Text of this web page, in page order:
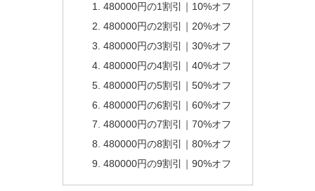
480000円の1割引｜10%オフ
480000円の2割引｜20%オフ
480000円の3割引｜30%オフ
480000円の4割引｜40%オフ
480000円の5割引｜50%オフ
480000円の6割引｜60%オフ
480000円の7割引｜70%オフ
480000円の8割引｜80%オフ
480000円の9割引｜90%オフ